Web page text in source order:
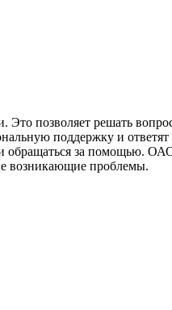
позволяет решать
поддержку и
обращаться за помощью.
возникающие проблемы.